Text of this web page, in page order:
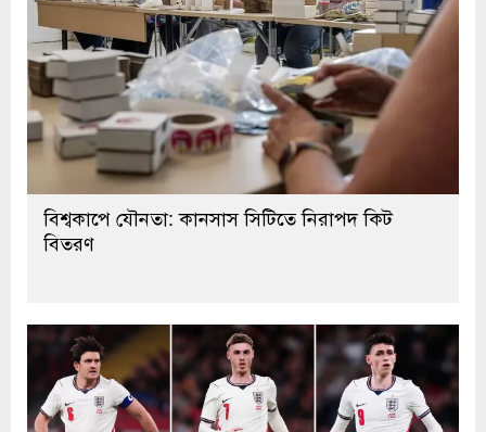
বিশ্বকাপে যৌনতা: কানসাস সিটিতে নিরাপদ কিট
বিতরণ